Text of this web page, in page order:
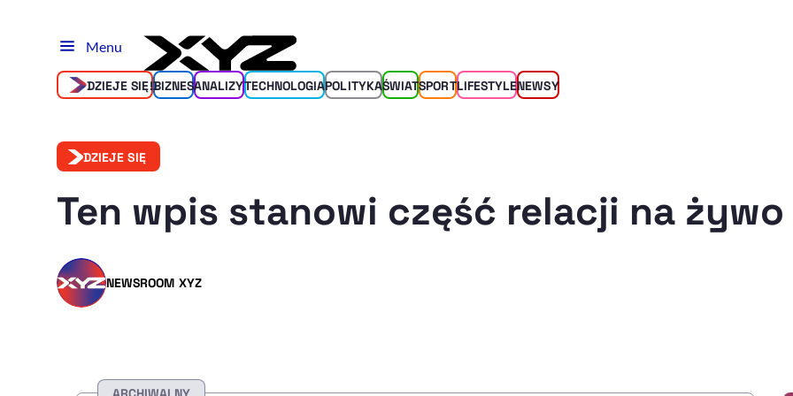
Menu
DZIEJE SIĘ!BIZNESANALIZYTECHNOLOGIAPOLITYKAŚWIATSPORTLIFESTYLENEWSY
DZIEJE SIĘ
Ten wpis stanowi część relacji na
NEWSROOM XYZ